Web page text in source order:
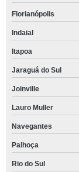
Florianópolis
Indaial
Itapoa
Jaraguá do Sul
Joinville
Lauro Muller
Navegantes
Palhoça
Rio do Sul